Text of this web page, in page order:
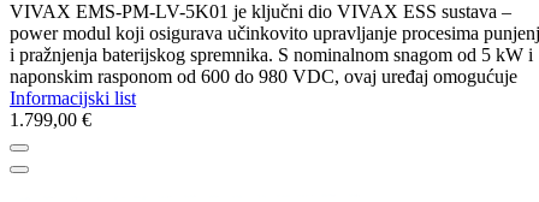
VIVAX EMS-PM-LV-5K01 je ključni dio VIVAX ESS sustava –
power modul koji osigurava učinkovito upravljanje procesima
i pražnjenja baterijskog spremnika. S nominalnom snagom od 5 kW i
naponskim rasponom od 600 do 980 VDC, ovaj uređaj omogućuje
Informacijski list
1.799,00 €